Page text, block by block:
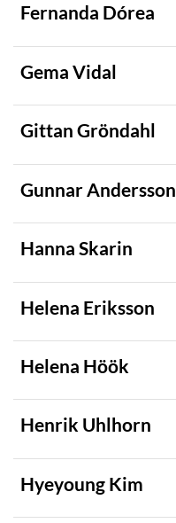
Fernanda Dórea
Gema Vidal
Gittan Gröndahl
Gunnar Andersson
Hanna Skarin
Helena Eriksson
Helena Höök
Henrik Uhlhorn
Hyeyoung Kim